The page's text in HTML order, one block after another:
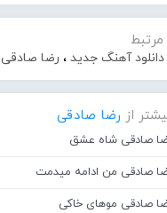
دانلود آهنگ جدید ، رضا صادقی
از رضا صادقی
صادقی شاه عشق
صادقی من ادامه میدمت
صادقی موهای خاکی